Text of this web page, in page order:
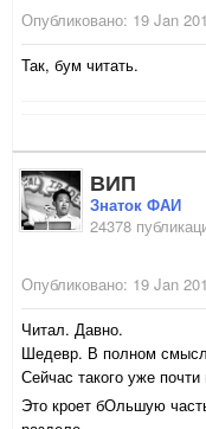
Опубликовано: 19 Jan
Так, бум читать.
ВИП
Знаток ФАИ
24378
Опубликовано: 19 Jan
Читал. Давно.
Шедевр. В полном
Сейчас такого уже
Это кроет бОльшую